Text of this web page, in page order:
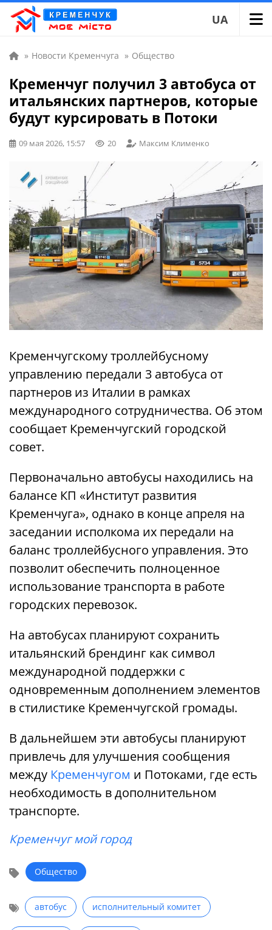
UA
» Новости Кременчуга » Общество
Кременчуг получил 3 автобуса от
итальянских партнеров, которые
будут курсировать в Потоки
09 мая 2026, 15:57 20 Максим Клименко
Кременчугскому троллейбусному
управлению передали 3 автобуса от
партнеров из Италии в рамках
международного сотрудничества. Об этом
сообщает Кременчугский городской
совет.
Первоначально автобусы находились на
балансе КП «Институт развития
Кременчуга», однако в конце апреля на
заседании исполкома их передали на
баланс троллейбусного управления. Это
позволит обеспечить полноценное
использование транспорта в работе
городских перевозок.
На автобусах планируют сохранить
итальянский брендинг как символ
международной поддержки с
одновременным дополнением элементов
в стилистике Кременчугской громады.
В дальнейшем эти автобусы планируют
привлечь для улучшения сообщения
между Кременчугом и Потоками, где есть
необходимость в дополнительном
транспорте.
Кременчуг мой город
Общество
автобус исполнительный комитет